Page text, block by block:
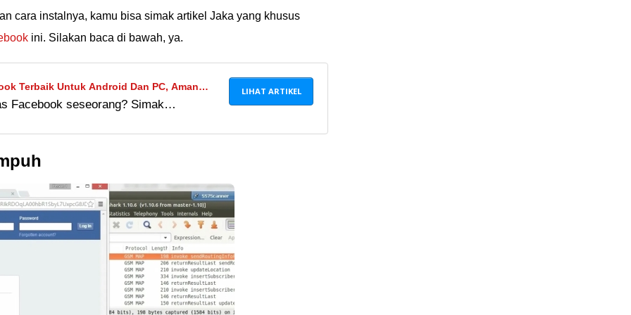
cara instalnya, kamu bisa simak artikel Jaka yang khusus
ini. Silakan baca di bawah, ya.
Terbaik Untuk Android Dan PC, Aman
Facebook seseorang? Simak
LIHAT ARTIKEL